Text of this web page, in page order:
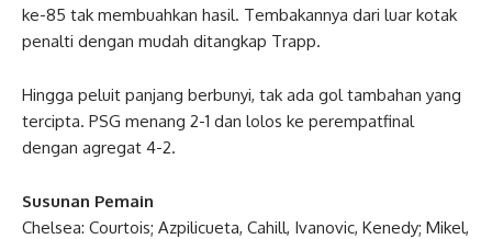
ke-85 tak membuahkan hasil. Tembakannya dari luar kotak
penalti dengan mudah ditangkap Trapp.
Hingga peluit panjang berbunyi, tak ada gol tambahan yang
tercipta. PSG menang 2-1 dan lolos ke perempatfinal
dengan agregat 4-2.
Susunan Pemain
Chelsea: Courtois; Azpilicueta, Cahill, Ivanovic, Kenedy; Mikel,